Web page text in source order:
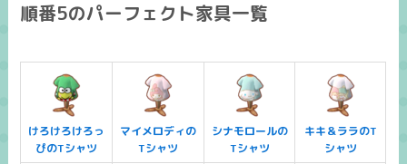
順番5のパーフェクト家具一覧
けろけろけろっ
ぴのTシャツ
マイメロディの
Tシャツ
シナモロールの
Tシャツ
キキ＆ララのT
シャツ